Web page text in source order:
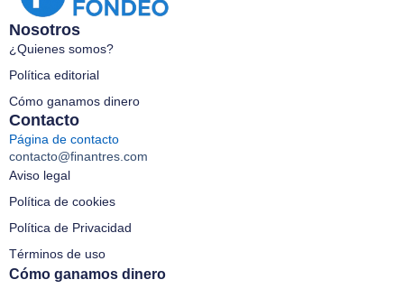
Nosotros
¿Quienes somos?
Política editorial
Cómo ganamos dinero
Contacto
Página de contacto
contacto@finantres.com
Aviso legal
Política de cookies
Política de Privacidad
Términos de uso
Cómo ganamos dinero